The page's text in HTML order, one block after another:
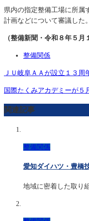
県内の指定整備工場に所
計画などについて審議した。
（整備新聞・令和８年５月
整備関係
ＪＵ岐阜ＡＡが設立１３
国際たくみアカデミーが５
関連記事
整備関係
愛知ダイハツ・豊橋
地域に密着した取り